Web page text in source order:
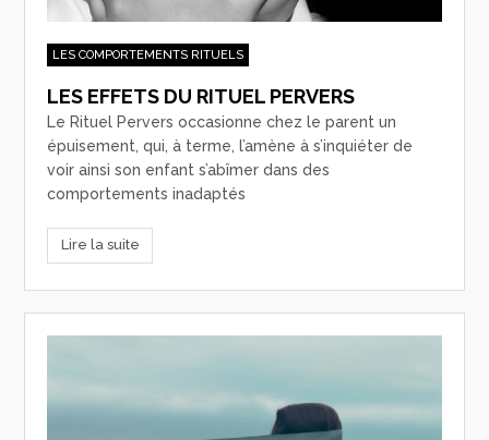
LES COMPORTEMENTS RITUELS
LES EFFETS DU RITUEL PERVERS
Le Rituel Pervers occasionne chez le parent un
épuisement, qui, à terme, l’amène à s’inquiéter de
voir ainsi son enfant s’abîmer dans des
comportements inadaptés
Lire la suite